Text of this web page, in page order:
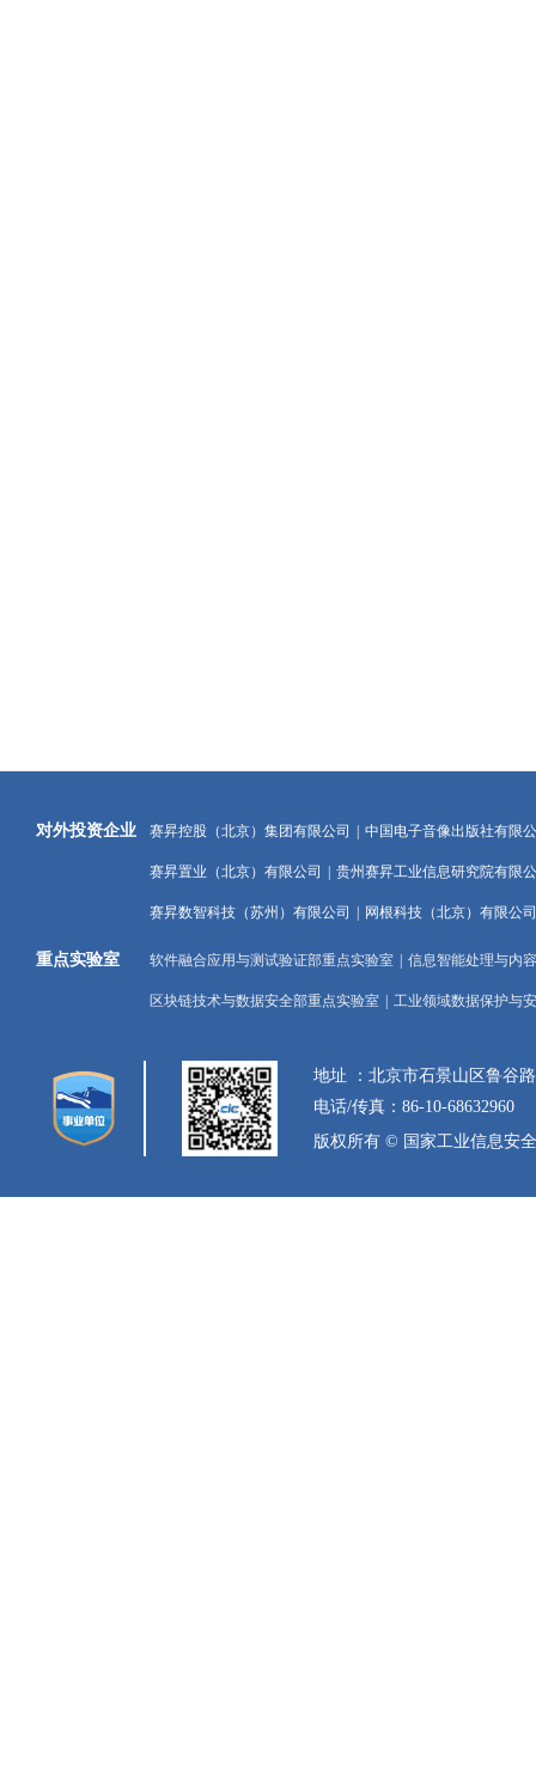
对外投资企业 赛昇控股（北京）集团有限公司 中国电子音像出版社有限
赛昇置业（北京）有限公司 贵州赛昇工业信息研究院有限
赛昇数智科技（苏州）有限公司 网根科技（北京）有限公司
重点实验室 软件融合应用与测试验证部重点实验室 信息智能处理与内
区块链技术与数据安全部重点实验室 工业领域数据保护与
地址 ：北京市石景山区
电话/传真：86-10-68632960
版权所有 © 国家工业信息